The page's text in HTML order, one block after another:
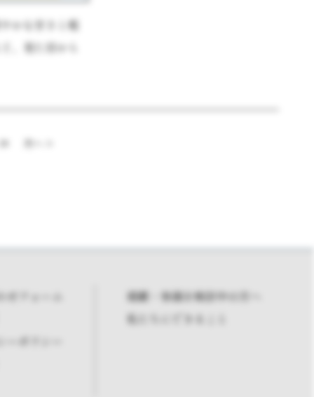
かな甘さと軽
、見た目から
フォーム
ーポリシー
掲載・参画を検討中の方へ
私たちにできること